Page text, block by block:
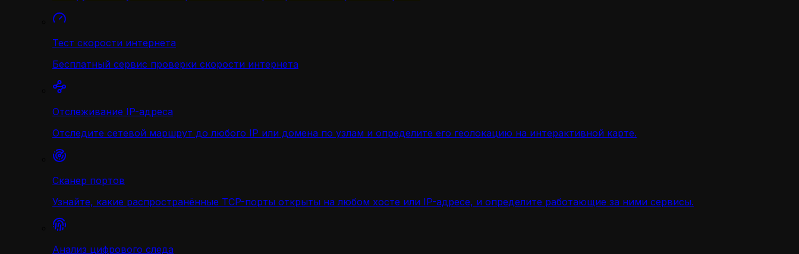
Тест скорости интернета
Бесплатный сервис проверки скорости интернета
Отслеживание IP-адреса
Отследите сетевой маршрут до любого IP или домена по узлам и определите его геолокацию на интерактивной карте.
Сканер портов
Узнайте, какие распространённые TCP-порты открыты на любом хосте или IP-адресе, и определите работающие за ними сервисы.
Анализ цифрового следа